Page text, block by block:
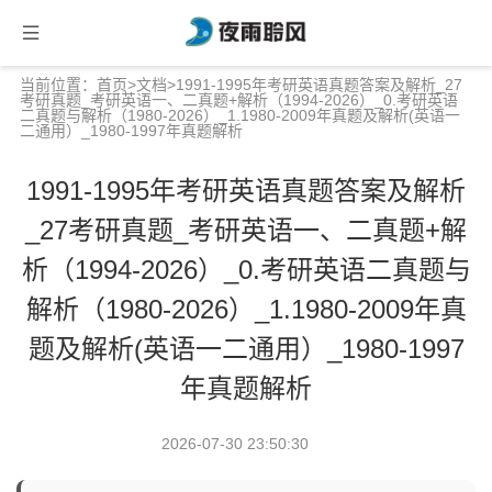
当前位置： 首页>文档>1991-1995年考研英语真题答案及解析_27
考研真题_考研英语一、二真题+解析（1994-2026）_0.考研英语
二真题与解析（1980-2026）_1.1980-2009年真题及解析(英语一
二通用）_1980-1997年真题解析
1991-1995年考研英语真题答案及解析
_27考研真题_考研英语一、二真题+解
析（1994-2026）_0.考研英语二真题与
解析（1980-2026）_1.1980-2009年真
题及解析(英语一二通用）_1980-1997
年真题解析
2026-07-30 23:50:30